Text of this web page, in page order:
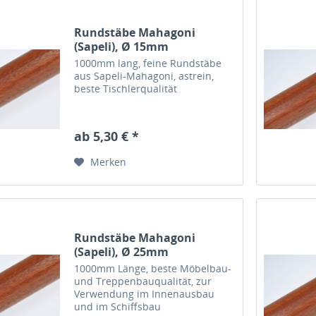
Rundstäbe Mahagoni
(Sapeli), Ø 15mm
1000mm lang, feine Rundstäbe
aus Sapeli-Mahagoni, astrein,
beste Tischlerqualität
ab 5,30 € *
Merken
Rundstäbe Mahagoni
(Sapeli), Ø 25mm
1000mm Länge, beste Möbelbau-
und Treppenbauqualität, zur
Verwendung im Innenausbau
und im Schiffsbau